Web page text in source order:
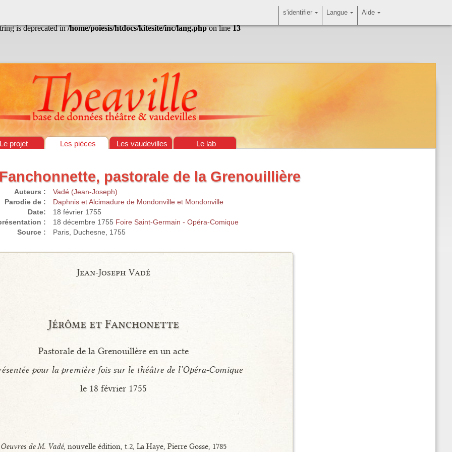
is deprecated in/home/poiesis/htdocs/kitesite/inc/lang.phpon line13
Le projet Les pièces Les vaudevilles Le lab
pastorale de la Grenouillière
Auteurs :
Vadé (Jean-Joseph)
Parodie de :
Daphnis et Alcimadure de Mondonville et Mondonville
Date:
18 février 1755
:
18 décembre 1755 Foire Saint-Germain - Opéra-Comique
Source :
Paris, Duchesne, 1755
Jean-Joseph Vadé
Jérôme et Fanchonette
Pastorale de la Grenouillère en un acte
pour la première fois sur le théâtre de l’Opéra-Comique
le 18 février 1755
Oeuvres de M. Vadé, nouvelle édition, t.2, La Haye, Pierre Gosse, 1785
Aide
Langue
s'identifier